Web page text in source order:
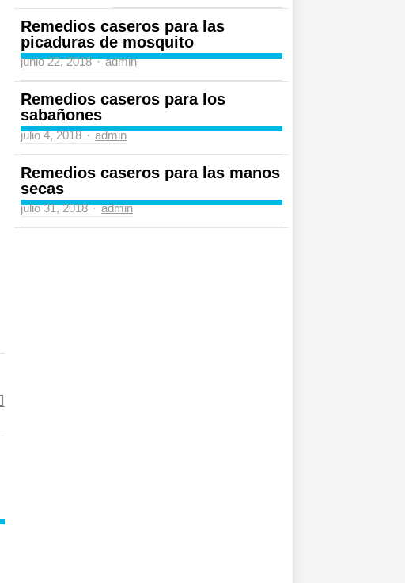
Remedios caseros para las
picaduras de mosquito
junio 22, 2018 Author
admin
Remedios caseros para los
sabañones
julio 4, 2018 Author
admin
Remedios caseros para las manos
secas
julio 31, 2018 Author
admin